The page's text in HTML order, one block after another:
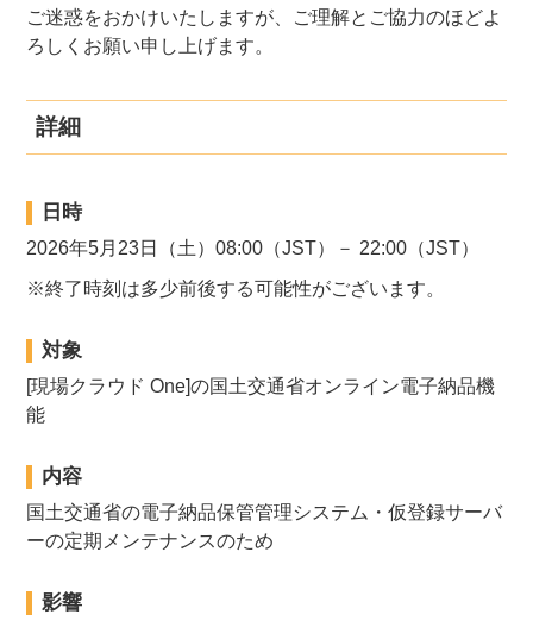
ご迷惑をおかけいたしますが、ご理解とご協力のほどよ
ろしくお願い申し上げます。
詳細
日時
2026年5月23日（土）08:00（JST）－ 22:00（JST）
※終了時刻は多少前後する可能性がございます。
対象
[現場クラウド One]の国土交通省オンライン電子納品機
能
内容
国土交通省の電子納品保管管理システム・仮登録サーバ
ーの定期メンテナンスのため
影響